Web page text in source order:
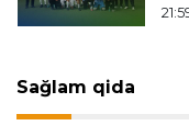
Transfer 22:58 05.08.2026
Sağlam qida